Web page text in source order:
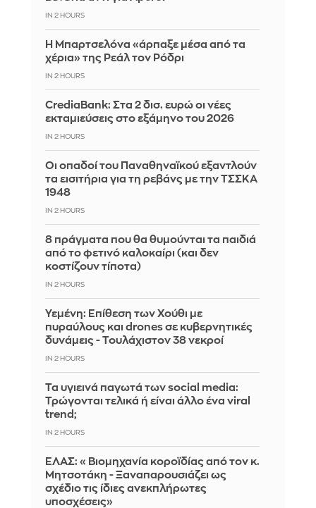
IN 2 HOURS
Η Μπαρτσελόνα «άρπαξε μέσα από τα
χέρια» της Ρεάλ τον Ρόδρι
IN 2 HOURS
CrediaBank: Στα 2 δισ. ευρώ οι νέες
εκταμιεύσεις στο εξάμηνο του 2026
IN 2 HOURS
Οι οπαδοί του Παναθηναϊκού εξαντλούν
τα εισιτήρια για τη ρεβάνς με την ΤΣΣΚΑ
1948
IN 2 HOURS
8 πράγματα που θα θυμούνται τα παιδιά
από το φετινό καλοκαίρι (και δεν
κοστίζουν τίποτα)
IN 2 HOURS
Υεμένη: Επίθεση των Χούθι με
πυραύλους και drones σε κυβερνητικές
δυνάμεις - Τουλάχιστον 38 νεκροί
IN 2 HOURS
Τα υγιεινά παγωτά των social media:
Τρώγονται τελικά ή είναι άλλο ένα viral
trend;
IN 2 HOURS
ΕΛΑΣ: «Βιομηχανία κοροϊδίας από τον κ.
Μητσοτάκη - Ξαναπαρουσιάζει ως
σχέδιο τις ίδιες ανεκπλήρωτες
υποσχέσεις»